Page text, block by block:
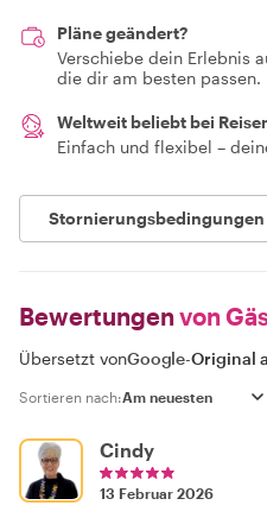
Pläne geändert?
Verschiebe dein Erlebnis
die dir am besten passen.
Weltweit beliebt bei
Einfach und flexibel –
Stornierungsbedingungen
Bewertungen von
Übersetzt vonGoogle-Original
Sortieren nach:
Cindy
13 Februar 2026